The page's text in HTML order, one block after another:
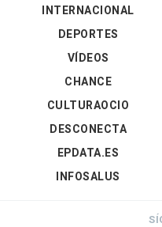
INTERNACIONAL
DEPORTES
VÍDEOS
CHANCE
CULTURAOCIO
DESCONECTA
EPDATA.ES
INFOSALUS